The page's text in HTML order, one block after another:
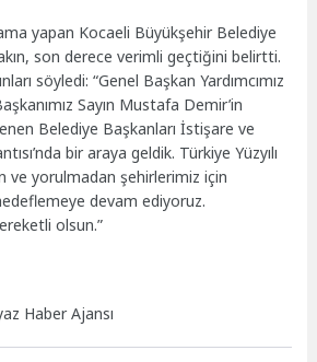
yapan Kocaeli Büyükşehir Belediye
son derece verimli geçtiğini belirtti.
söyledi: “Genel Başkan Yardımcımız
Sayın Mustafa Demir’in
Belediye Başkanları İstişare ve
bir araya geldik. Türkiye Yüzyılı
ve yorulmadan şehirlerimiz için
devam ediyoruz.
olsun.”
Haber Ajansı